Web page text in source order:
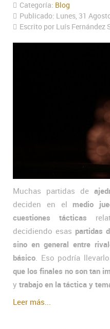
Categoría: Blog
Publicado: Lunes, 31
Escrito por Luís Fernández
Muchas partidas de
deciden en el medio
cuestiones tácticas
decidiendo esas partidas
sino en general entre
básico. Eso podría
que los finales no son tan
y trabajo en la táctica y
Leer más...